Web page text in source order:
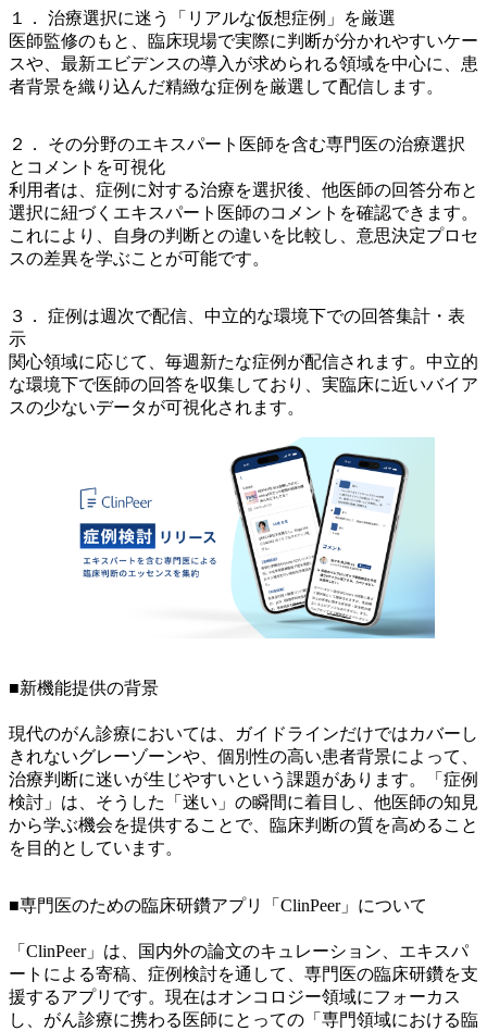
１． 治療選択に迷う「リアルな仮想症例」を厳選
医師監修のもと、臨床現場で実際に判断が分かれやすいケー
スや、最新エビデンスの導入が求められる領域を中心に、患
者背景を織り込んだ精緻な症例を厳選して配信します。
２． その分野のエキスパート医師を含む専門医の治療選択
とコメントを可視化
利用者は、症例に対する治療を選択後、他医師の回答分布と
選択に紐づくエキスパート医師のコメントを確認できます。
これにより、自身の判断との違いを比較し、意思決定プロセ
スの差異を学ぶことが可能です。
３． 症例は週次で配信、中立的な環境下での回答集計・表
示
関心領域に応じて、毎週新たな症例が配信されます。中立的
な環境下で医師の回答を収集しており、実臨床に近いバイア
スの少ないデータが可視化されます。
■新機能提供の背景
現代のがん診療においては、ガイドラインだけではカバーし
きれないグレーゾーンや、個別性の高い患者背景によって、
治療判断に迷いが生じやすいという課題があります。「症例
検討」は、そうした「迷い」の瞬間に着目し、他医師の知見
から学ぶ機会を提供することで、臨床判断の質を高めること
を目的としています。
■専門医のための臨床研鑽アプリ「ClinPeer」について
「ClinPeer」は、国内外の論文のキュレーション、エキスパ
ートによる寄稿、症例検討を通して、専門医の臨床研鑽を支
援するアプリです。現在はオンコロジー領域にフォーカス
し、がん診療に携わる医師にとっての「専門領域における臨